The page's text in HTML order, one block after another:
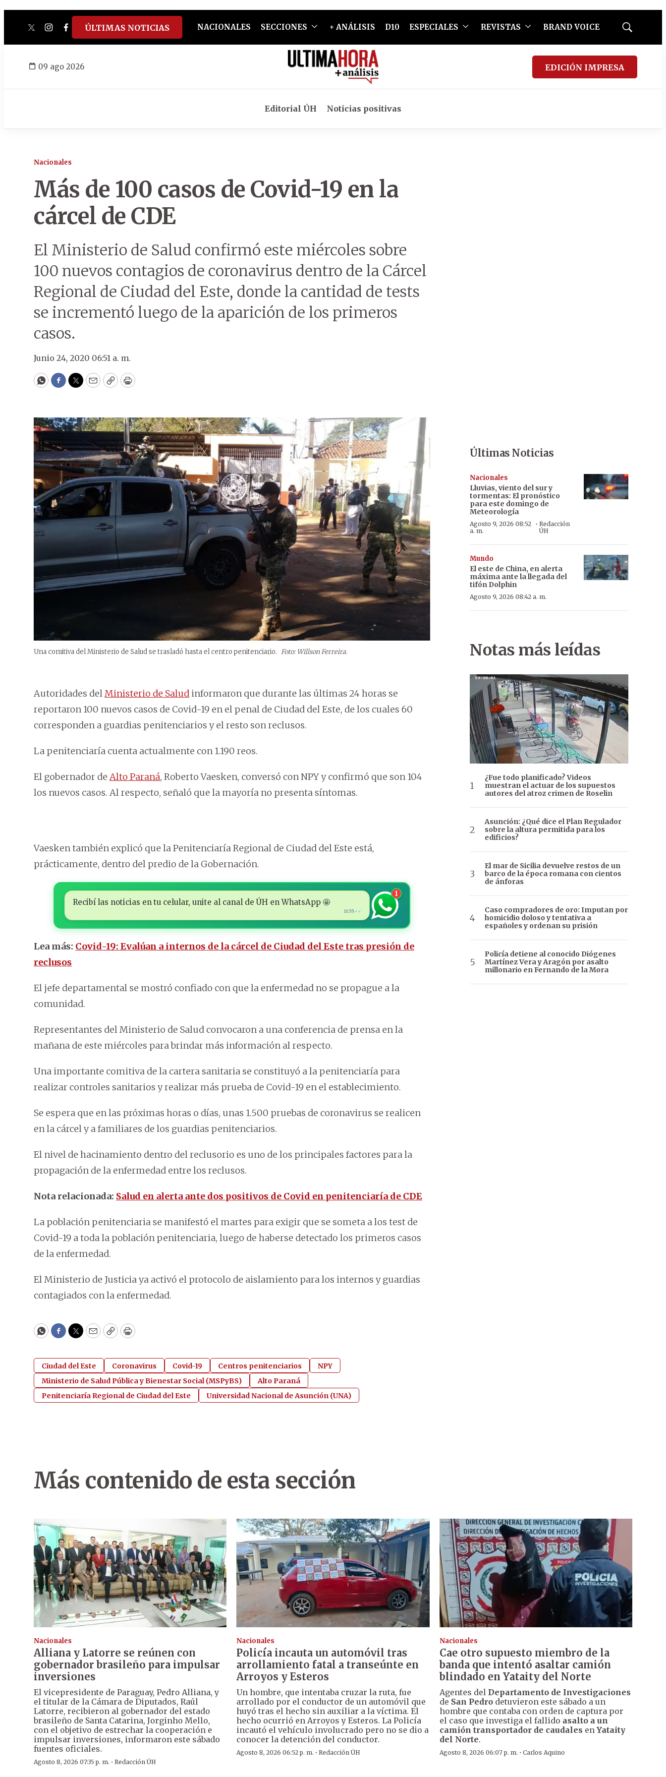
twitterinstagram
facebook
tiktokyoutube
spotify
ÚLTIMAS NOTICIAS NACIONALES SECCIONES + ANÁLISIS D10 ESPECIALES REVISTAS BRAND VOICE
Mostrar
09 ago 2026 EDICIÓN IMPRESA
Editorial ÚH Noticias positivas
Nacionales
Más de 100 casos de Covid-19 en la
cárcel de CDE
El Ministerio de Salud confirmó este miércoles sobre
100 nuevos contagios de coronavirus dentro de la Cárcel
Regional de Ciudad del Este, donde la cantidad de tests
se incrementó luego de la aparición de los primeros
casos.
Junio 24, 2020 06:51 a. m.
WhatsApp
Facebook
Twitter
EmailCopyPrint
Una comitiva del Ministerio de Salud se trasladó hasta el centro penitenciario. Foto: Willson Ferreira.
Autoridades delMinisterio de Saludinformaron que durante las últimas 24 horas se
reportaron 100 nuevos casos de Covid-19 en el penal de Ciudad del Este, de los cuales 60
corresponden a guardias penitenciarios y el resto son reclusos.
La penitenciaría cuenta actualmente con 1.190 reos.
El gobernador de Alto Paraná, Roberto Vaesken, conversó con NPY y confirmó que son 104
los nuevos casos. Al respecto, señaló que la mayoría no presenta síntomas.
Vaesken también explicó que la Penitenciaría Regional de Ciudad del Este está,
prácticamente, dentro del predio de la Gobernación.
Recibí las noticias en tu celular, unite al canal de ÚH en WhatsApp 🤩
11:55 ✓✓
1
Lea más: Covid-19: Evalúan a internos de la cárcel de Ciudad del Este tras presión de
reclusos
El jefe departamental se mostró confiado con que la enfermedad no se propague a la
comunidad.
Representantes del Ministerio de Salud convocaron a una conferencia de prensa en la
mañana de este miércoles para brindar más información al respecto.
Una importante comitiva de la cartera sanitaria se constituyó a la penitenciaría para
realizar controles sanitarios y realizar más prueba de Covid-19 en el establecimiento.
Se espera que en las próximas horas o días, unas 1.500 pruebas de coronavirus se realicen
en la cárcel y a familiares de los guardias penitenciarios.
El nivel de hacinamiento dentro del reclusorio es uno de los principales factores para la
propagación de la enfermedad entre los reclusos.
Nota relacionada: Salud en alerta ante dos positivos de Covid en penitenciaría de CDE
La población penitenciaria se manifestó el martes para exigir que se someta a los test de
Covid-19 a toda la población penitenciaria, luego de haberse detectado los primeros casos
de la enfermedad.
El Ministerio de Justicia ya activó el protocolo de aislamiento para los internos y guardias
contagiados con la enfermedad.
WhatsApp
Facebook
Twitter
EmailCopyPrint
Ciudad del Este Coronavirus Covid-19 Centros penitenciarios
NPY
Ministerio de Salud Pública y Bienestar Social (MSPyBS)
Alto Paraná
Penitenciaría Regional de Ciudad del Este
Universidad Nacional de Asunción (UNA)
Últimas Noticias
Nacionales
Lluvias, viento del sur y
tormentas: El pronóstico
para este domingo de
Meteorología
Agosto 9, 2026 08:52
a. m.
· Redacción
ÚH
Mundo
El este de China, en alerta
máxima ante la llegada del
tifón Dolphin
Agosto 9, 2026 08:42 a. m.
Notas más leídas
¿Fue todo planificado? Videos
muestran el actuar de los supuestos
autores del atroz crimen de Roselin
Asunción: ¿Qué dice el Plan Regulador
sobre la altura permitida para los
edificios?
El mar de Sicilia devuelve restos de un
barco de la época romana con cientos
de ánforas
Caso compradores de oro: Imputan por
homicidio doloso y tentativa a
españoles y ordenan su prisión
Policía detiene al conocido Diógenes
Martínez Vera y Aragón por asalto
millonario en Fernando de la Mora
Más contenido de esta sección
Nacionales
Alliana y Latorre se reúnen con
gobernador brasileño para impulsar
inversiones
El vicepresidente de Paraguay, Pedro Alliana, y
el titular de la Cámara de Diputados, Raúl
Latorre, recibieron al gobernador del estado
brasileño de Santa Catarina, Jorginho Mello,
con el objetivo de estrechar la cooperación e
impulsar inversiones, informaron este sábado
fuentes oficiales.
Agosto 8, 2026 07:35 p. m. · Redacción ÚH
Nacionales
Policía incauta un automóvil tras
arrollamiento fatal a transeúnte en
Arroyos y Esteros
Un hombre, que intentaba cruzar la ruta, fue
arrollado por el conductor de un automóvil que
huyó tras el hecho sin auxiliar a la víctima. El
hecho ocurrió en Arroyos y Esteros. La Policía
incautó el vehículo involucrado pero no se dio a
conocer la detención del conductor.
Agosto 8, 2026 06:52 p. m. ·Redacción ÚH
Nacionales
Cae otro supuesto miembro de la
banda que intentó asaltar camión
blindado en Yataity del Norte
Agentes del Departamento de Investigaciones
de San Pedrodetuvieron este sábado a un
hombre que contaba con orden de captura por
el caso que investiga el fallido asalto a un
camión transportador de caudales en Yataity
del Norte.
Agosto 8, 2026 06:07 p. m. · Carlos Aquino